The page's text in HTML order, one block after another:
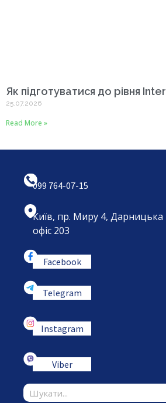
Як підготуватися до рівня
25.07.2026
Read More »
099 764-07-15
Київ, пр. Миру 4,
офіс 203
Facebook
Telegram
Instagram
Viber